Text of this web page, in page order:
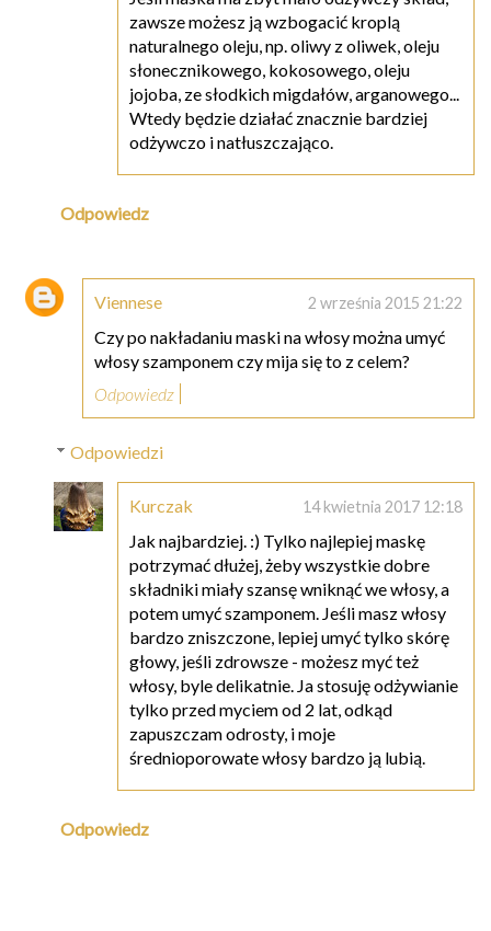
zawsze możesz ją wzbogacić kroplą
naturalnego oleju, np. oliwy z oliwek, oleju
słonecznikowego, kokosowego, oleju
jojoba, ze słodkich migdałów, arganowego...
Wtedy będzie działać znacznie bardziej
odżywczo i natłuszczająco.
Odpowiedz
Viennese 2 września 2015 21:22
Czy po nakładaniu maski na włosy można umyć
włosy szamponem czy mija się to z celem?
Odpowiedz
Odpowiedzi
Kurczak 14 kwietnia 2017 12:18
Jak najbardziej. :) Tylko najlepiej maskę
potrzymać dłużej, żeby wszystkie dobre
składniki miały szansę wniknąć we włosy, a
potem umyć szamponem. Jeśli masz włosy
bardzo zniszczone, lepiej umyć tylko skórę
głowy, jeśli zdrowsze - możesz myć też
włosy, byle delikatnie. Ja stosuję odżywianie
tylko przed myciem od 2 lat, odkąd
zapuszczam odrosty, i moje
średnioporowate włosy bardzo ją lubią.
Odpowiedz